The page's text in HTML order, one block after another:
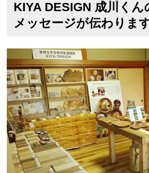
KIYA DESIGN 成川くん
メッセージが伝わりま